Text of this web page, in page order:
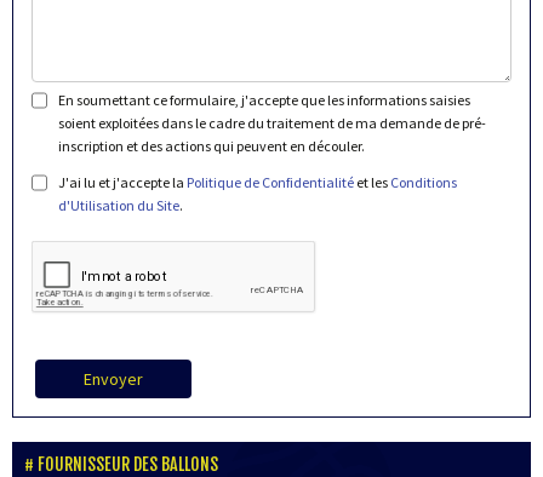
En soumettant ce formulaire, j'accepte que les informations saisies
soient exploitées dans le cadre du traitement de ma demande de pré-
inscription et des actions qui peuvent en découler.
J'ai lu et j'accepte la Politique de Confidentialité et les Conditions
d'Utilisation du Site.
Envoyer
FOURNISSEUR DES BALLONS